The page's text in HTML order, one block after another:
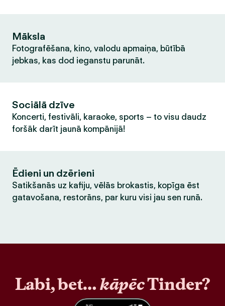
Māksla
Fotografēšana, kino, valodu apmaiņa, būtībā
jebkas, kas dod ieganstu parunāt.
Sociālā dzīve
Koncerti, festivāli, karaoke, sports – to visu daudz
foršāk darīt jaunā kompānijā!
Ēdieni un dzērieni
Satikšanās uz kafiju, vēlās brokastis, kopīga ēst
gatavošana, restorāns, par kuru visi jau sen runā.
Labi, bet…kāpēcTinder?